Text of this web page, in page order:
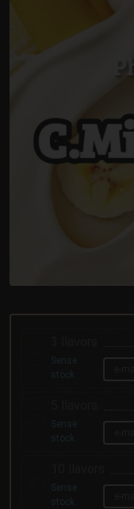
Sense
stock.
Sense
stock.
Sense
stock.